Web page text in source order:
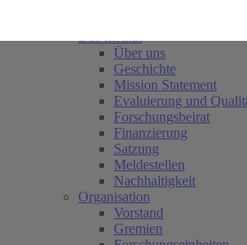
Über uns
Geschichte
Mission Statement
Evaluierung und
Forschungsbeirat
Finanzierung
Satzung
Meldestellen
Nachhaltigkeit
Organisation
Vorstand
Gremien